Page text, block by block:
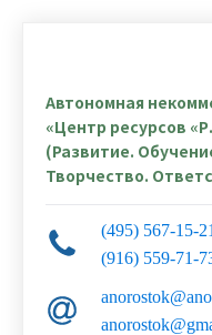
Автономная
«Центр ресурсов
(Развитие.
Творчество.
(495) 567-15-21
(916) 559-71-